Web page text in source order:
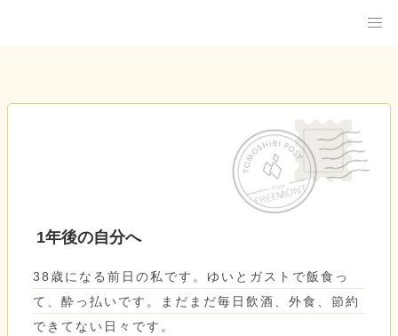
1年後の自分へ
38歳になる前日の私です。ゆいとガストで飯食っ
て、酔っ払いです。まだまだ毎日飲酒、外食、節約
できてない日々です。